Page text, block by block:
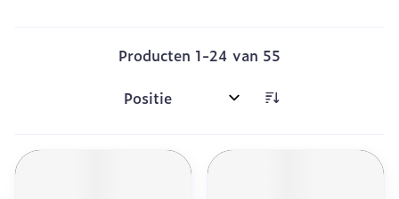
Producten 1-24 van 55
Sorteer op: